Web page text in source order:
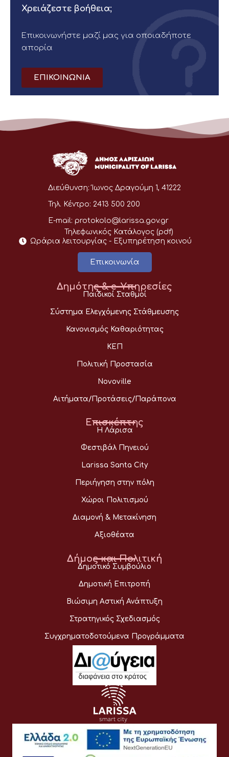
Χρειάζεστε βοήθεια;
Επικοινωνήστε μαζί μας για οποιαδήποτε
απορία
ΕΠΙΚΟΙΝΩΝΙΑ
Διεύθυνση: Ίωνος Δραγούμη 1, 41222
Τηλ. Κέντρο: 2413 500 200
E-mail: protokolo@larissa.gov.gr
Τηλεφωνικός Κατάλογος (pdf)
Ωράρια λειτουργίας - Eξυπηρέτηση κοινού
Επικοινωνία
Δημότης & e-Υπηρεσίες
Παιδικοί Σταθμοί
Σύστημα Ελεγχόμενης Στάθμευσης
Κανονισμός Καθαριότητας
ΚΕΠ
Πολιτική Προστασία
Novoville
Αιτήματα/Προτάσεις/Παράπονα
Επισκέπτης
Η Λάρισα
Φεστιβάλ Πηνειού
Larissa Santa City
Περιήγηση στην πόλη
Χώροι Πολιτισμού
Διαμονή & Μετακίνηση
Αξιοθέατα
Δήμος και Πολιτική
Δημοτικό Συμβούλιο
Δημοτική Επιτροπή
Βιώσιμη Αστική Ανάπτυξη
Στρατηγικός Σχεδιασμός
Συγχρηματοδοτούμενα Προγράμματα